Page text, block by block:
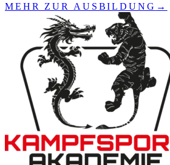
MEHR ZUR AUSBILDUNG →